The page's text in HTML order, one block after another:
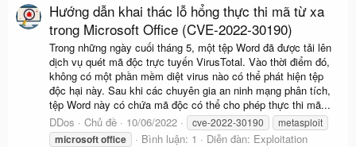
Hướng dẫn khai thác lỗ hổng thực thi mã từ xa
trong Microsoft Office (CVE-2022-30190)
Trong những ngày cuối tháng 5, một tệp Word đã được tải lên
dịch vụ quét mã độc trực tuyến VirusTotal. Vào thời điểm đó,
không có một phần mềm diệt virus nào có thể phát hiện tệp
độc hại này. Sau khi các chuyên gia an ninh mạng phân tích,
tệp Word này có chứa mã độc có thể cho phép thực thi mã...
DDos
Chủ đề 10/06/2022 cve-2022-30190 metasploit
microsoftoffice Bình luận: 1 Diễn đàn: Exploitation